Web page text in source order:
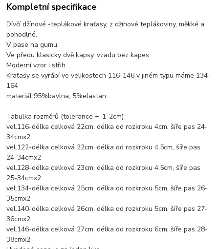
Kompletní specifikace
Dívčí džínové -teplákové kraťasy, z džínové teplákoviny, měkké a
pohodlné.
V pase na gumu
Ve předu klasicky dvě kapsy, vzadu bez kapes
Moderní vzor i střih
Kraťasy se vyrábí ve velikostech 116-146 v jiném typu máme 134-
164
materiál 95%bavlna, 5%elastan
Tabulka rozměrů (tolerance +-1-2cm)
vel.116-délka celková 22cm, délka od rozkroku 4cm, šíře pas 24-
34cmx2
vel.122-délka celková 22cm, délka od rozkroku 4,5cm, šíře pas
24-34cmx2
vel.128-délka celková 23cm, délka od rozkroku 4,5cm, šíře pas
25-34cmx2
vel.134-délka celková 25cm, délka od rozkroku 5cm, šíře pas 26-
35cmx2
vel.140-délka celková 26cm, délka od rozkroku 5cm, šíře pas 27-
36cmx2
vel.146-délka celková 27cm, délka od rozkroku 6cm, šíře pas 28-
38cmx2